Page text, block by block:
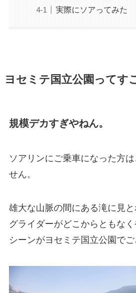
実際にソアってみた
ヨセミテ国立公園ってす
規模デカすぎやねん。
ソアリンにご乗車になった方
せん。
雄大な山脈の間にある滝に見
グライダーがどこからともな
シーンがヨセミテ国立公園でご